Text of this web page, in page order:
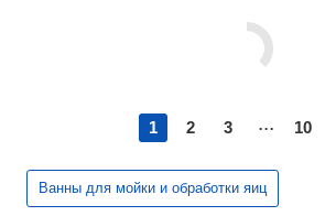
1 2 3 ... 10
Ванны для мойки и обработки яиц